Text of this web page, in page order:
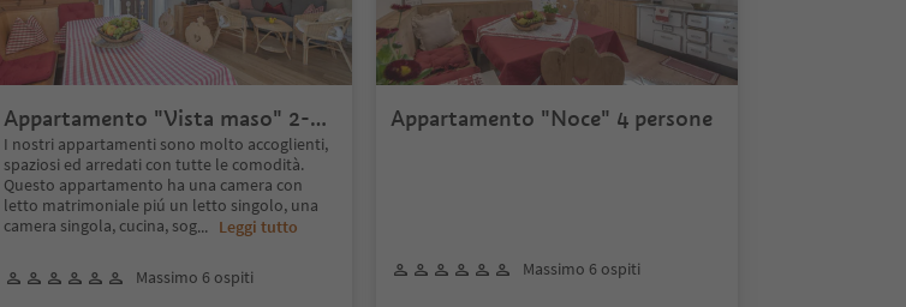
Appartamento "Vista maso" 2-6
persone
I nostri appartamenti sono molto accoglienti,
spaziosi ed arredati con tutte le comodità.
Questo appartamento ha una camera con
letto matrimoniale piú un letto singolo, una
camera singola, cucina, sog... Leggi tutto
Massimo 6 ospiti
Appartamento "Noce" 4 persone
Massimo 6 ospiti